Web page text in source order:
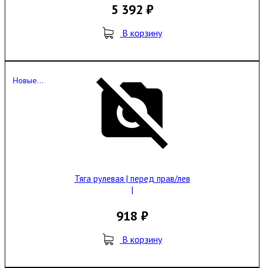
света 1 шт.
5 392 ₽
В корзину
Новые...
Тяга рулевая | перед прав/лев
|
918 ₽
В корзину